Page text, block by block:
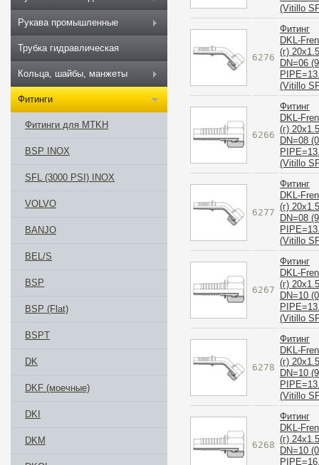
(Vitillo
6276
Фитинг
DKL-
(г) 20x1.5
DN=06
(Vitillo
6266
Фитинг
DKL-
(г) 20x1.5
DN=08
(Vitillo
6277
Фитинг
DKL-
(г) 20x1.5
DN=08
(Vitillo
6267
Фитинг
DKL-
(г) 20x1.5
DN=10
(Vitillo
6278
Фитинг
DKL-
(г) 20x1.5
DN=10
(Vitillo
6268
Фитинг
DKL-
(г) 24x1.5
DN=10
Рукава промышленные
Трубка гидравлическая
Кольца, шайбы, манжеты
Фитинги
Фитинги для MTKH
BSP INOX
SFL (3000 PSI) INOX
VOLVO
BANJO
BEL/S
BSP
BSP (Flat)
BSPT
DK
DKF (моечные)
DKI
DKM